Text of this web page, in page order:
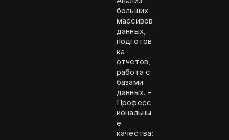
больших
массивов
данных,
подготов
ка
отчетов,
работа с
базами
данных. -
Професс
иональны
е
качества: